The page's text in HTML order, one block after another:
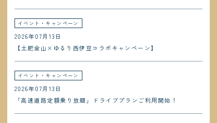
2026年07月13日
イベント・キャンペーン
【土肥金山×ゆるり西伊豆コラボキャンペーン】
2026年07月13日
イベント・キャンペーン
「高速道路定額乗り放題」ドライブプランご利用開始！